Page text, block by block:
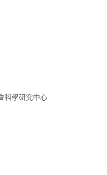
科學研究中心